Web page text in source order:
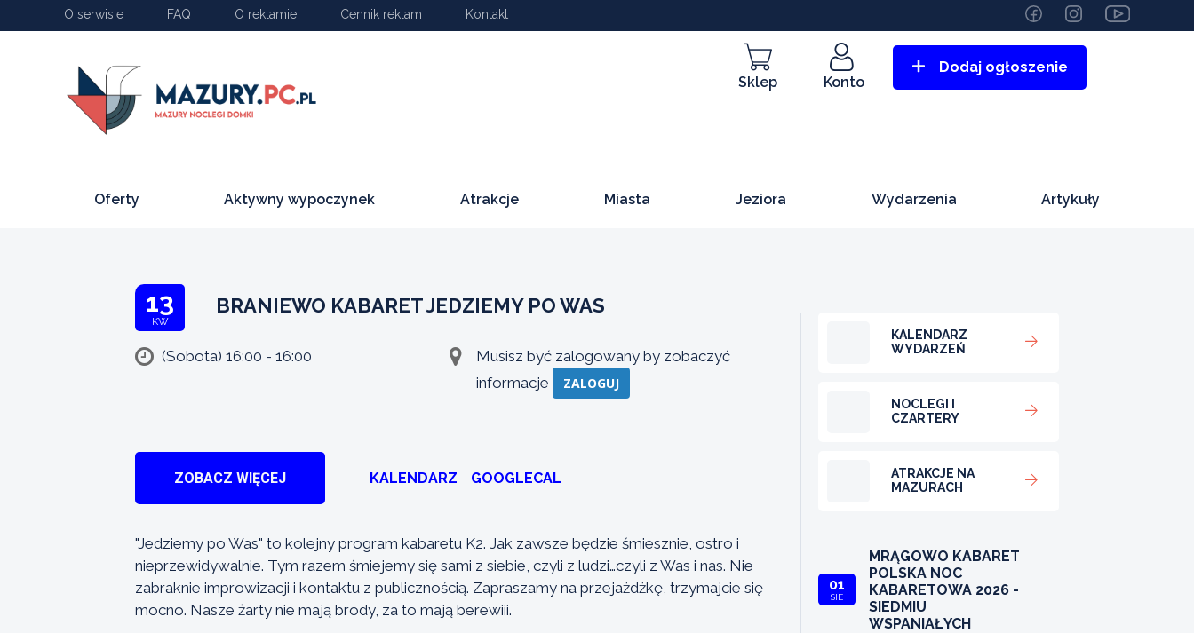
O serwisie FAQ O reklamie Cennik reklam Kontakt
Sklep Konto
Dodaj ogłoszenie
Oferty Aktywny wypoczynek Atrakcje Miasta Jeziora Wydarzenia Artykuły
13
KW
BRANIEWO KABARET JEDZIEMY PO WAS
(Sobota) 16:00 - 16:00
Musisz być zalogowany by zobaczyć
informacje
ZALOGUJ
ZOBACZ WIĘCEJ KALENDARZ GOOGLECAL
"Jedziemy po Was" to kolejny program kabaretu K2. Jak zawsze będzie śmiesznie, ostro i
nieprzewidywalnie. Tym razem śmiejemy się sami z siebie, czyli z ludzi…czyli z Was i nas. Nie
zabraknie improwizacji i kontaktu z publicznością. Zapraszamy na przejażdżkę, trzymajcie się
mocno. Nasze żarty nie mają brody, za to mają berewiii.
KALENDARZ
WYDARZEŃ
NOCLEGI I
CZARTERY
ATRAKCJE NA
MAZURACH
01
SIE
MRĄGOWO KABARET
POLSKA NOC
KABARETOWA 2026 -
SIEDMIU
WSPANIAŁYCH